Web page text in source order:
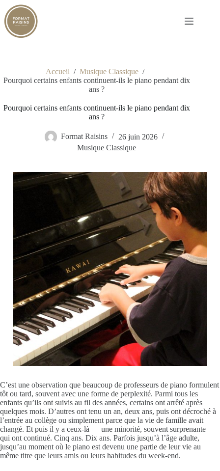
Passer
au
contenu
Accueil / Musique Classique /
Pourquoi certains enfants continuent-ils le piano pendant dix
ans ?
Pourquoi certains enfants continuent-ils le piano pendant dix
ans ?
Format Raisins
26 juin 2026
Musique Classique
C’est une observation que beaucoup de professeurs de piano formulent
tôt ou tard, souvent avec une forme de perplexité. Parmi tous les
enfants qu’ils ont suivis au fil des années, certains ont arrêté après
quelques mois. D’autres ont tenu un an, deux ans, puis ont décroché à
l’entrée au collège ou simplement parce que la vie de famille avait
changé. Et puis il y a ceux-là — une minorité, souvent surprenante —
qui ont continué. Cinq ans. Dix ans. Parfois jusqu’à l’âge adulte,
jusqu’au moment où le piano est devenu une partie de leur vie au
même titre que leurs amis ou leurs habitudes du week-end.